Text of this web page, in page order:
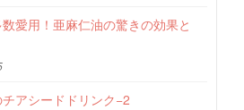
愛用！亜麻仁油の驚きの効果と
アシードドリンク−2